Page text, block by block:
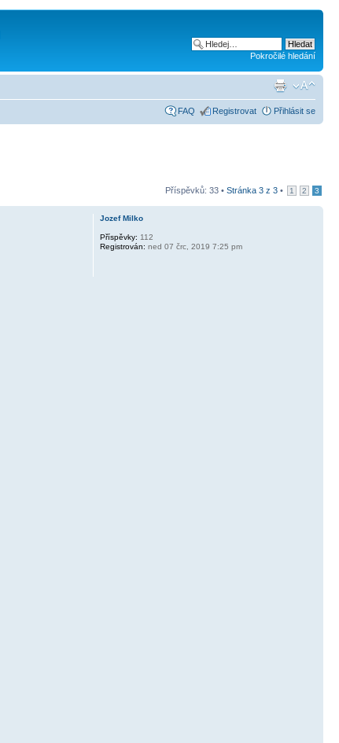
Pokročilé hledání
FAQ Registrovat Přihlásit se
Příspěvků: 33 • Stránka 3 z 3 • 1 2 3
Jozef Milko
Příspěvky: 112
Registrován: ned 07 črc, 2019 7:25 pm